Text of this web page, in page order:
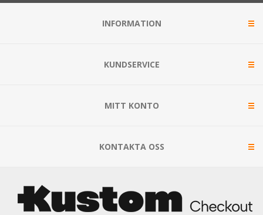
INFORMATION
KUNDSERVICE
MITT KONTO
KONTAKTA OSS